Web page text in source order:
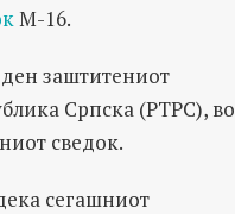
М-16.
заштитениот
Српска (РТРС), во
сведок.
сегашниот